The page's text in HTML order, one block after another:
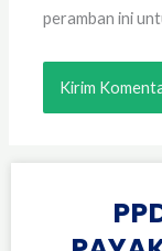
peramban ini